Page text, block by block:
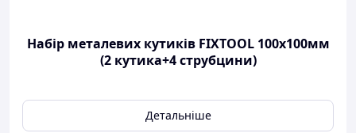
Набір металевих кутиків FIXTOOL 100х100мм
(2 кутика+4 струбцини)
підходить для склеювання та складання з'єднань під
кутом 90 градусів, коробок, ящиків, рам, меблів, шаф
Детальніше